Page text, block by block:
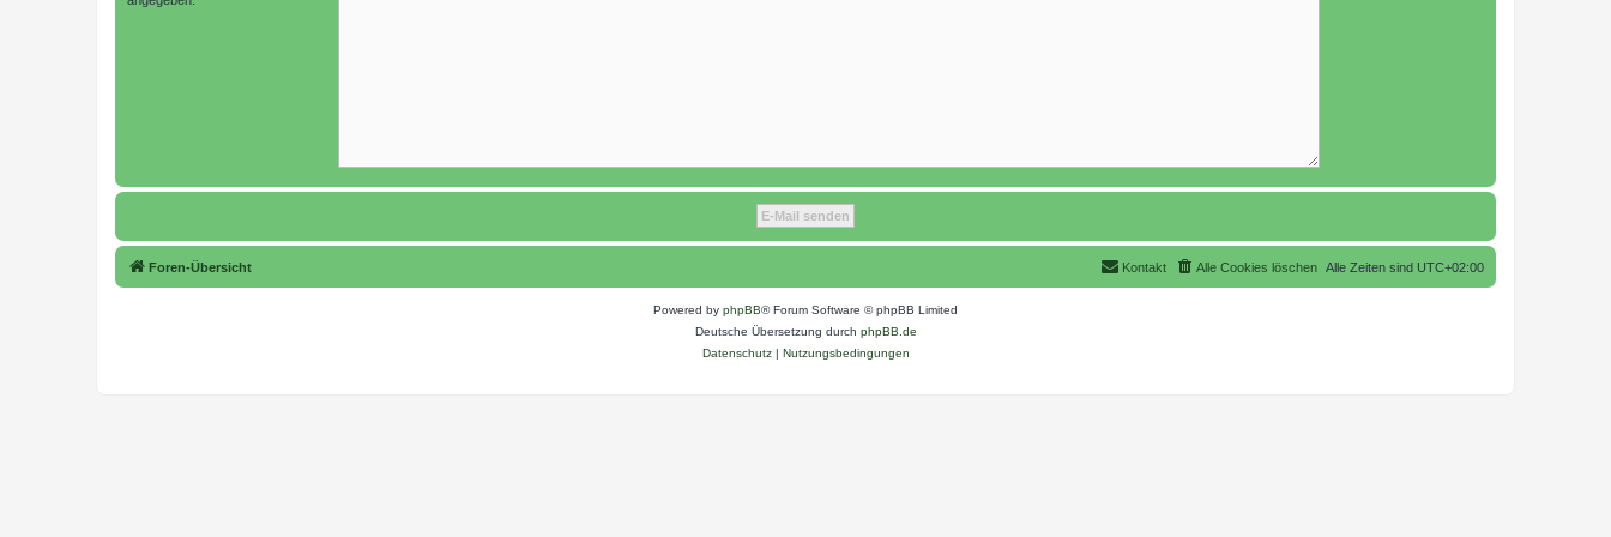
Foren-Übersicht Alle Zeiten sind UTC+02:00
Alle Cookies löschen
Kontakt
Powered by phpBB® Forum Software © phpBB Limited
Deutsche Übersetzung durch phpBB.de
Datenschutz| Nutzungsbedingungen